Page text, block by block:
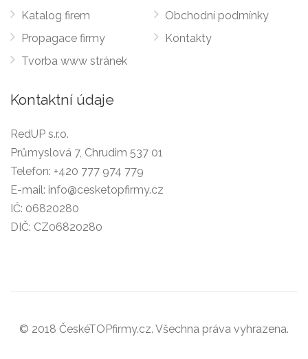
Katalog firem
Propagace firmy
Tvorba www stránek
Obchodní podmínky
Kontakty
Kontaktní údaje
RedUP s.r.o.
Průmyslová 7, Chrudim 537 01
Telefon: +420 777 974 779
E-mail: info@cesketopfirmy.cz
IČ: 06820280
DIČ: CZ06820280
© 2018 ČeskéTOPfirmy.cz. Všechna práva vyhrazena.